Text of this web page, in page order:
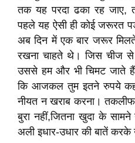
तक यह परदा ढका रह जाए,
पहले यह ऐसी ही कोई जरूरत
अब दिन में एक बार जरूर
रखना चाहते थे। जिस चीज
उससे हम और भी चिमट जाते
कि आजकल तुम इतने रुपये कहाँ
नीयत न खराब करना।
बुरा नहीं,जितना खुदा के सामने
अली इधार-उधार की बातें